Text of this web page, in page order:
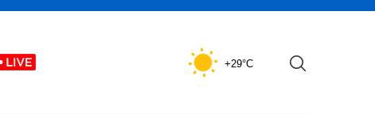
+29°C